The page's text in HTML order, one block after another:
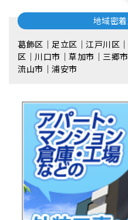
地域密
葛飾区｜足立区｜江戸川区
区｜川口市｜草加市｜三郷
流⼭市｜浦安市